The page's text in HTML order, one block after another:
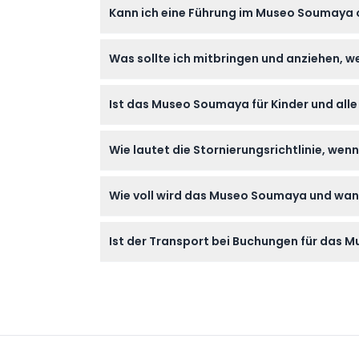
zum Buchungszeitpunkt bestätigen).
Kann ich eine Führung im Museo Soumaya
Was sollte ich mitbringen und anziehen,
futuristische Architektur fotografieren
Ist das Museo Soumaya für Kinder und
werden die Ausstellungen genießen.
Wie lautet die Stornierungsrichtlinie,
Buchung sicher.
Wie voll wird das Museo Soumaya und
Ist der Transport bei Buchungen für das